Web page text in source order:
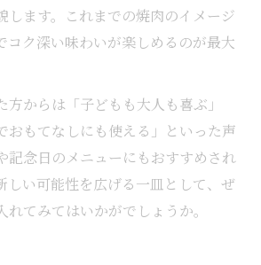
します。これまでの焼肉のイメージ
コク深い味わいが楽しめるのが最大
からは「子どもも大人も喜ぶ」
おもてなしにも使える」といった声
記念日のメニューにもおすすめされ
しい可能性を広げる一皿として、ぜ
れてみてはいかがでしょうか。